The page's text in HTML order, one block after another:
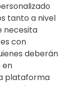
tanto a nivel
necesita
con
deberán
en
plataforma